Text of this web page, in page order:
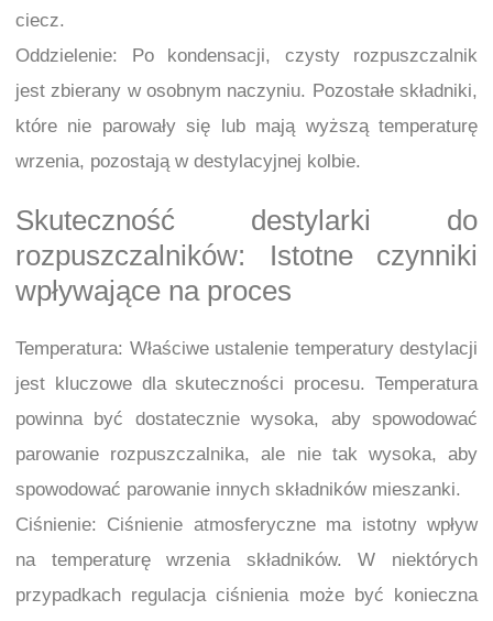
ciecz.
Oddzielenie: Po kondensacji, czysty rozpuszczalnik
jest zbierany w osobnym naczyniu. Pozostałe składniki,
które nie parowały się lub mają wyższą temperaturę
wrzenia, pozostają w destylacyjnej kolbie.
Skuteczność destylarki do
rozpuszczalników: Istotne czynniki
wpływające na proces
Temperatura: Właściwe ustalenie temperatury destylacji
jest kluczowe dla skuteczności procesu. Temperatura
powinna być dostatecznie wysoka, aby spowodować
parowanie rozpuszczalnika, ale nie tak wysoka, aby
spowodować parowanie innych składników mieszanki.
Ciśnienie: Ciśnienie atmosferyczne ma istotny wpływ
na temperaturę wrzenia składników. W niektórych
przypadkach regulacja ciśnienia może być konieczna